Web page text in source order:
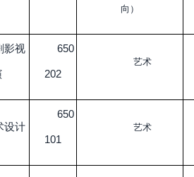
向）
影视 650
202
艺术
设计
650
101
艺术